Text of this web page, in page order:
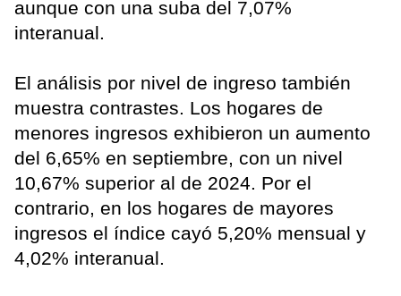
aunque con una suba del 7,07%
interanual.
El análisis por nivel de ingreso también
muestra contrastes. Los hogares de
menores ingresos exhibieron un aumento
del 6,65% en septiembre, con un nivel
10,67% superior al de 2024. Por el
contrario, en los hogares de mayores
ingresos el índice cayó 5,20% mensual y
4,02% interanual.